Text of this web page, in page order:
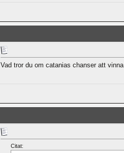
Vad tror du om catanias chanser att
Citat: